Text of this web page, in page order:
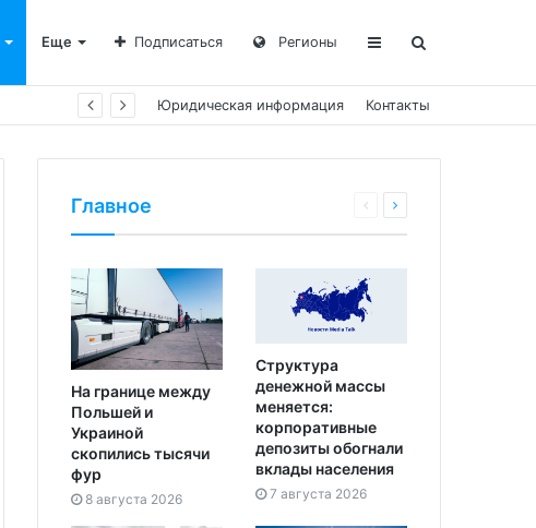
Еще Подписаться Регионы
Юридическая информация Контакты
Главное
На границе между
Польшей и
Украиной
скопились тысячи
фур
8 августа 2026
Структура
денежной массы
меняется:
корпоративные
депозиты обогнали
вклады населения
7 августа 2026